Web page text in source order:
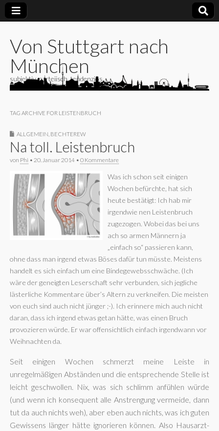
Von Stuttgart nach
München
subjektiv, parteiisch, tendenziös
TAG ARCHIVE FOR LEISTENBRUCH
ALLGEMEIN BECHTEREW
Na toll. Leistenbruch
von Phi • 20. Januar 2014 • 0 Kommentare
Was ich schon seit einigen
Wochen befürchte, hat sich
heute bestätigt: Ich hab mir
irgendwie nen Leistenbruch
zugezogen. Wobei das bei uns
ach so armen Männern ja
„einfach so“ passieren kann,
ohne dass man irgend etwas Böses dafür tun müsste. Meistens
handelt es sich einfach um eine Bindegewebsschwäche. (Ich
wäre der geneigten Leserschaft sehr verbunden, sich jegliche
lästerliche Kommentare über’s Altern zu verkneifen. Die meisten
von euch sind auch nicht jünger ;-). Ich erinnere mich auch nicht
daran, dass ich irgend etwas getan hätte, was einen Bruch
provozieren würde. Er war offensichtlich einfach irgendwann vor
Weihnachten da.
Seit einigen Wochen schmerzt meine Leiste in
unregelmäßigen Abständen und die entsprechende Stelle ist
leicht geschwollen. Nix, was sich schlimm anfühlen würde
(und wenn ich konsequent alle Anstrengung vermeide, dann
tut da auch nichts weh), aber eben auch nichts, was ich guten
Gewissens länger hätte ignorieren können. Also Hausarzt-